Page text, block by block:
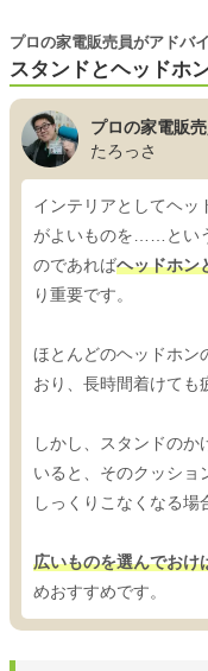
スタンドとヘッドホ
プロの家電販売員がアドバ
プロの家電販
たろっさ
インテリアとしてヘッ
がよいものを……とい
のであればヘッドホン
り重要です。
ほとんどのヘッドホン
おり、長時間着けても
しかし、スタンドのか
いると、そのクッショ
しっくりこなくなる場
広いものを選んでおけ
めおすすめです。